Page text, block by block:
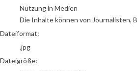
Nutzung in Medien
Die Inhalte können von Journalisten,
Dateiformat:
.jpg
Dateigröße: